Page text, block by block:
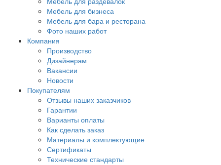
Мебель для бизнеса
Мебель для бара и ресторана
Фото наших работ
Компания
Производство
Дизайнерам
Вакансии
Новости
Покупателям
Отзывы наших заказчиков
Гарантии
Варианты оплаты
Как сделать заказ
Материалы и комплектующие
Сертификаты
Технические стандарты